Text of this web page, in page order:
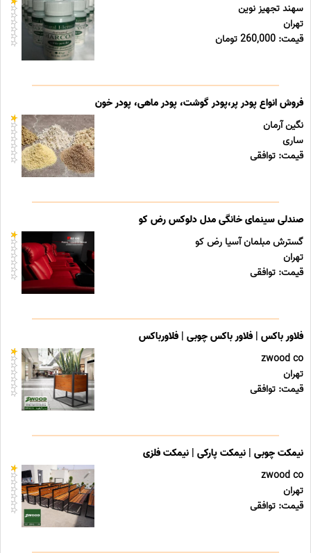
سهند تجهیز نوین
تهران
قیمت: 260,000 تومان
فروش انواع پودر پر،پودر گوشت، پودر ماهی، پودر خون
نگین آرمان
ساری
قیمت: توافقی
صندلی سینمای خانگی مدل دلوکس رض کو
گسترش مبلمان آسیا رض کو
تهران
قیمت: توافقی
فلاور باکس | فلاور باکس چوبی | فلاورباکس
zwood co
تهران
قیمت: توافقی
نیمکت چوبی | نیمکت پارکی | نیمکت فلزی
zwood co
تهران
قیمت: توافقی